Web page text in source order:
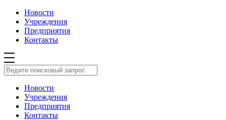
Новости
Учреждения
Предприятия
Контакты
Новости
Учреждения
Предприятия
Контакты